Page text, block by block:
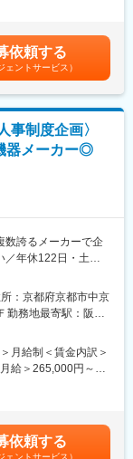
発された製品はメー
先様と共同で企
ソフトウェア開発・
ます。
ンフレット、カタ
ち着いた雰囲気が
休日127日と生活環
働きやすさが整っ
当社の製品は臨床
松風」と評され、伝
創的な技術を持っ
プシェアを誇る業界
は、100ヶ国以上
ります。月給(月額)は
依頼する
ェントサービス）
事制度企画〉
器メーカー◎
誇るメーカーで企
年休122日・土日
ジメントや人事担当
施策を推進いただく
賃金制度の企画・
：京都府京都市中京
勤務地最寄駅：阪急
月給制＜賃金内訳＞
給＞265,000円～
金が15万（単
月分も会社負担と
依頼する
ェントサービス）